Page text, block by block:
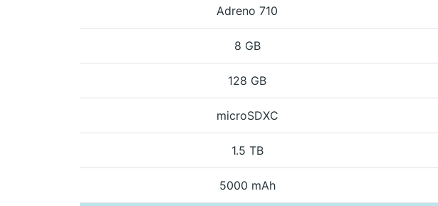
Adreno 710
8 GB
128 GB
microSDXC
1.5 TB
5000 mAh